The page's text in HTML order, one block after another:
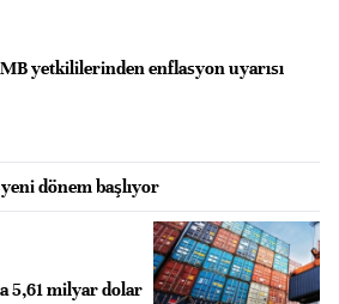
yetkililerinden enflasyon uyarısı
dönem başlıyor
5,61 milyar dolar